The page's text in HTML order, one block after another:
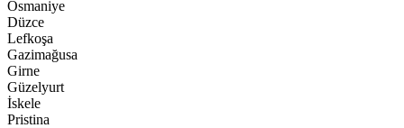
Osmaniye
Düzce
Lefkoşa
Gazimağusa
Girne
Güzelyurt
İskele
Pristina